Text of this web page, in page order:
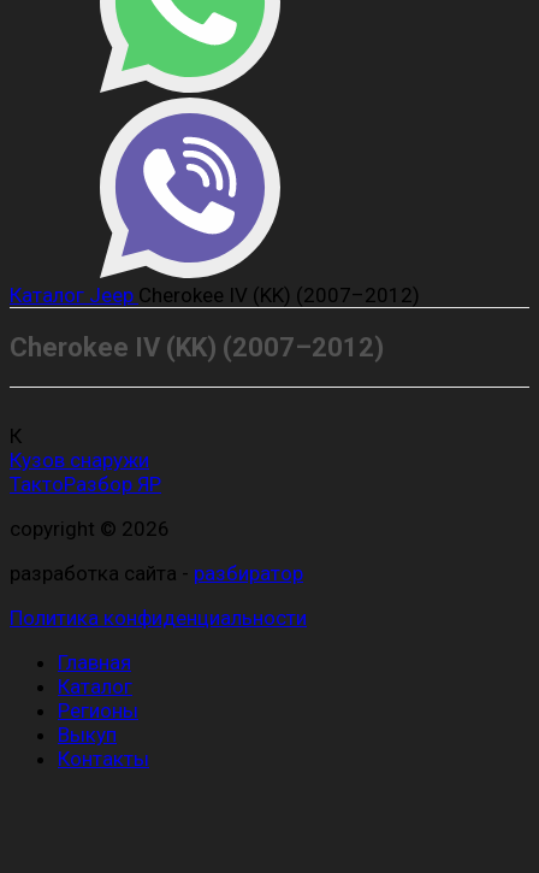
Каталог Jeep Cherokee IV (KK) (2007–2012)
Cherokee IV (KK) (2007–2012)
К
Кузов снаружи
ТактоРазбор ЯР
copyright © 2026
разработка сайта - разбиратор
Политика конфиденциальности
Главная
Каталог
Регионы
Выкуп
Контакты